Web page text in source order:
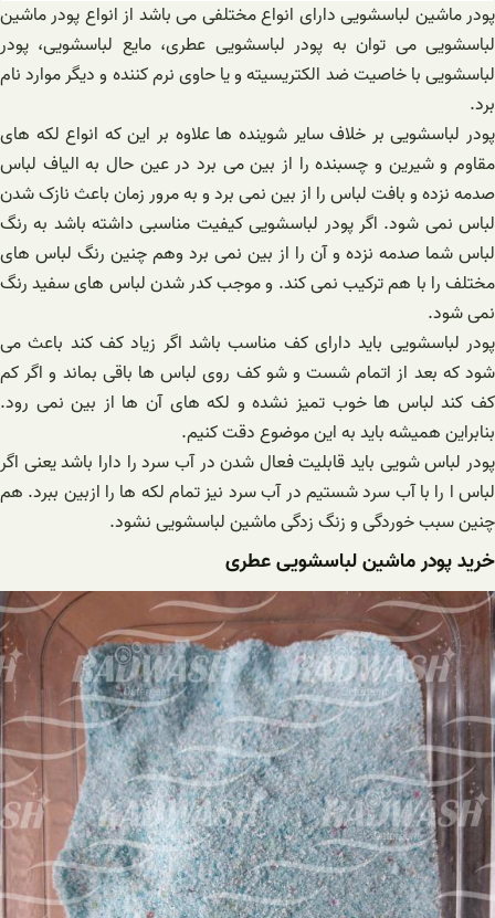
پودر ماشین لباسشویی دارای انواع مختلفی می باشد از انواع پودر ماشین
لباسشویی می توان به پودر لباسشویی عطری، مایع لباسشویی، پودر
لباسشویی با خاصیت ضد الکتریسیته و یا حاوی نرم کننده و دیگر موارد نام
برد.
پودر لباسشویی بر خلاف سایر شوینده ها علاوه بر این که انواع لکه های
مقاوم و شیرین و چسبنده را از بین می برد در عین حال به الیاف لباس
صدمه نزده و بافت لباس را از بین نمی برد و به مرور زمان باعث نازک شدن
لباس نمی شود. اگر پودر لباسشویی کیفیت مناسبی داشته باشد به رنگ
لباس شما صدمه نزده و آن را از بین نمی برد وهم چنین رنگ لباس های
مختلف را با هم ترکیب نمی کند. و موجب کدر شدن لباس های سفید رنگ
نمی شود.
پودر لباسشویی باید دارای کف مناسب باشد اگر زیاد کف کند باعث می
شود که بعد از اتمام شست و شو کف روی لباس ها باقی بماند و اگر کم
کف کند لباس ها خوب تمیز نشده و لکه های آن ها از بین نمی رود.
بنابراین همیشه باید به این موضوع دقت کنیم.
پودر لباس شویی باید قابلیت فعال شدن در آب سرد را دارا باشد یعنی اگر
لباس ا را با آب سرد شستیم در آب سرد نیز تمام لکه ها را ازبین ببرد. هم
چنین سبب خوردگی و زنگ زدگی ماشین لباسشویی نشود.
خرید پودر ماشین لباسشویی عطری